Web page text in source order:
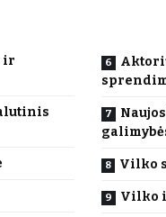
ir
Vilko
Vilko